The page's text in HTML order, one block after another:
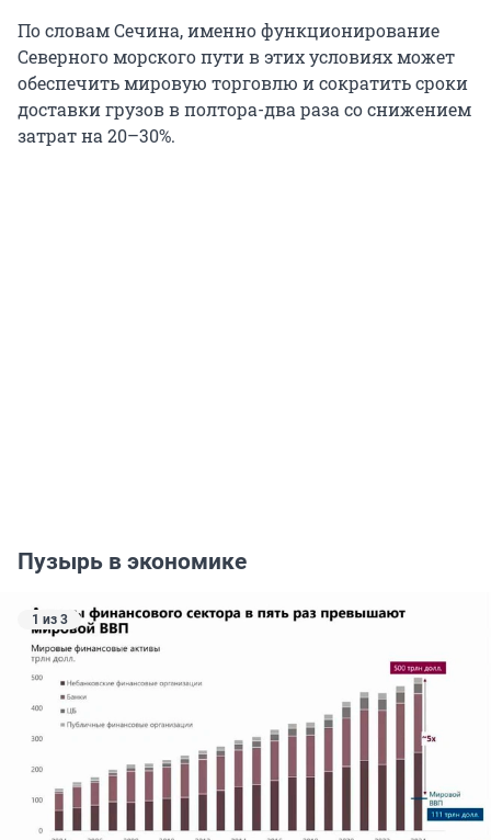
По словам Сечина, именно функционирование
Северного морского пути в этих условиях может
обеспечить мировую торговлю и сократить сроки
доставки грузов в полтора-два раза со снижением
затрат на 20–30%.
Пузырь в экономике
1 из 3